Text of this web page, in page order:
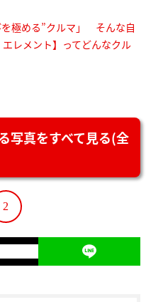
を極める”クルマ」 そんな自
レメント】ってどんなクル
写真をすべて見る(全
2